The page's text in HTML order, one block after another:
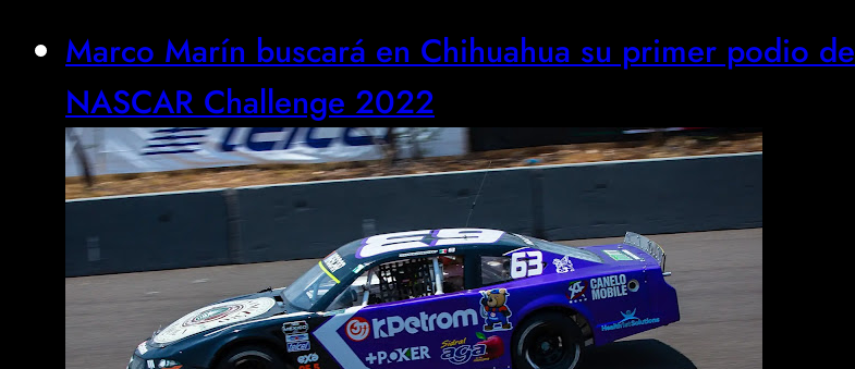
Marco Marín buscará en Chihuahua su primer podio de
NASCAR Challenge 2022